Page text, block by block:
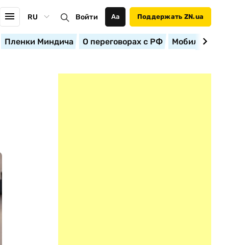
RU Войти Аа Поддержать ZN.ua
Пленки Миндича О переговорах с РФ